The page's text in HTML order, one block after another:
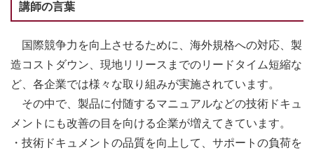
講師の言葉
国際競争力を向上させるために、海外規格への対応、製
造コストダウン、現地リリースまでのリードタイム短縮な
ど、各企業では様々な取り組みが実施されています。
その中で、製品に付随するマニュアルなどの技術ドキュ
メントにも改善の目を向ける企業が増えてきています。
・技術ドキュメントの品質を向上して、サポートの負荷を